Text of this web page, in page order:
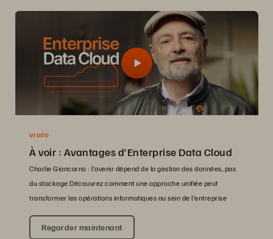
VIDÉO
À voir : Avantages d’Enterprise Data Cloud
Charlie Giancarno : l’avenir dépend de la gestion des données, pas
du stockage Découvrez comment une approche unifiée peut
transformer les opérations informatiques au sein de l’entreprise
Regarder maintenant